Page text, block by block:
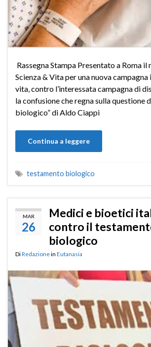
Rassegna Stampa Presentato a Roma
Scienza & Vita per una nuova
vita, contro l’interessata campagna di
la confusione che regna sulla questione
biologico” di Aldo Ciappi
Continua a leggere
testamento biologico
MAR
26
Medici e bioetici
contro il
biologico
DiRedazionein Eutanasia